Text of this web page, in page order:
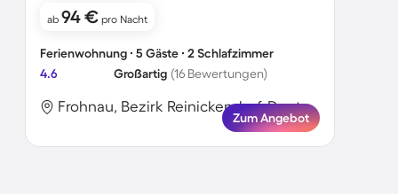
ab 94 € pro Nacht
Ferienwohnung ∙ 5 Gäste ∙ 2 Schlafzimmer
4.6
Großartig (16 Bewertungen)
Frohnau, Bezirk Reinickendorf, Deutschland
Zum Angebot